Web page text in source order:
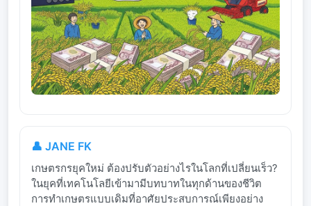
👤 JANE FK
เกษตรกรยุคใหม่ ต้องปรับตัวอย่างไรในโลกที่เปลี่ยนเร็ว?
ในยุคที่เทคโนโลยีเข้ามามีบทบาทในทุกด้านของชีวิต
การทำเกษตรแบบเดิมที่อาศัยประสบการณ์เพียงอย่าง